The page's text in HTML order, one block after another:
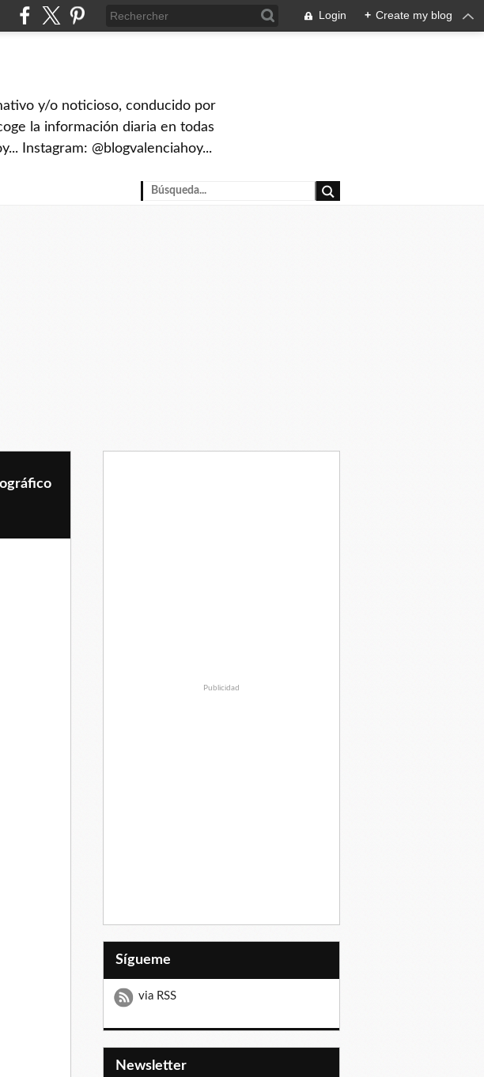
Login + Create my blog
y/o noticioso, conducido por
la información diaria en todas
Instagram: @blogvalenciahoy...
Publicidad
Sígueme
via RSS
Newsletter